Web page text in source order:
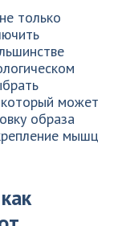
только
может
образа
мышц